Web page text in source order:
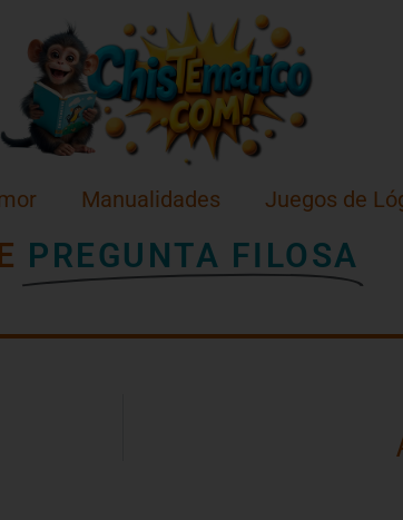
Manualidades Juegos de
PREGUNTA FILOSA